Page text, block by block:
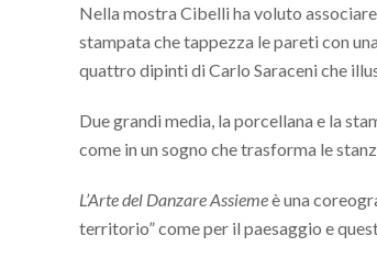
Nella mostra Cibelli ha voluto
stampata che tappezza le pareti con
quattro dipinti di Carlo Saraceni che
Due grandi media, la porcellana e la
come in un sogno che trasforma le
L’Arte del Danzare Assiemeè una
territorio” come per il paesaggio e